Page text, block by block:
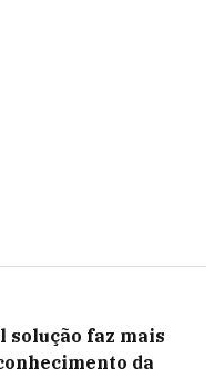
solução faz mais
da